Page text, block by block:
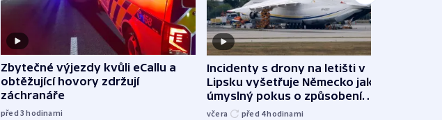
Zbytečné výjezdy kvůli eCallu a
obtěžující hovory zdržují
záchranáře
před 3hodinami
Incidenty s drony na letišti v
Lipsku vyšetřuje Německo jako
úmyslný pokus o způsobení
exploze
včera před 4hodinami